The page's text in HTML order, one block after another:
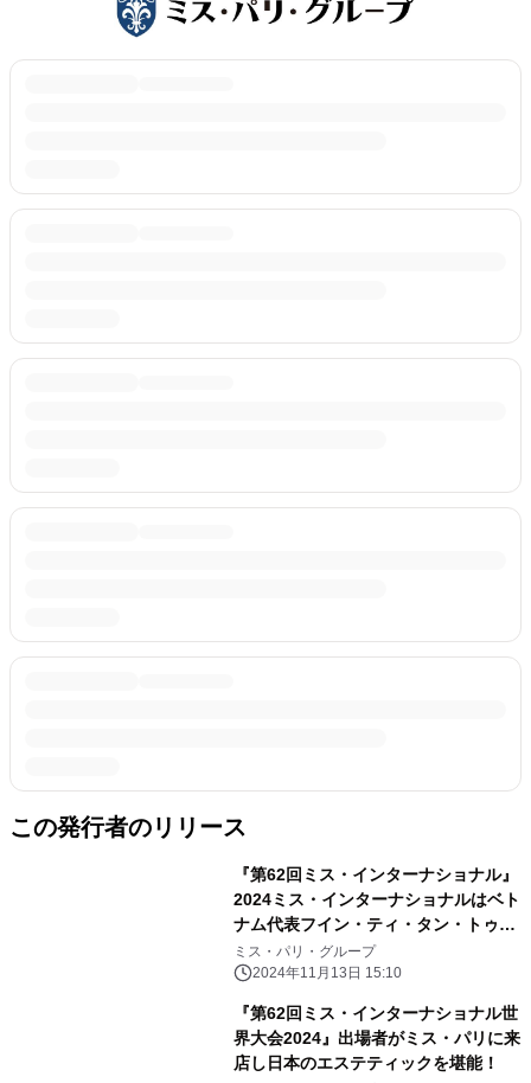
この発行者のリリース
『第62回ミス・インターナショナル』
2024ミス・インターナショナルはベト
ナム代表フイン・ティ・タン・トゥイ
さんに決定！～ミス・パリは「ミス・
インターナショナル」の活動と美をサ
ミス・パリ・グループ
2024年11月13日 15:10
『第62回ミス・インターナショナル世
界大会2024』出場者がミス・パリに来
店し日本のエステティックを堪能！